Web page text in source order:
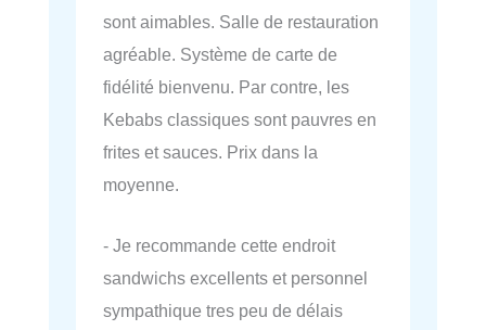
sont aimables. Salle de restauration
agréable. Système de carte de
fidélité bienvenu. Par contre, les
Kebabs classiques sont pauvres en
frites et sauces. Prix dans la
moyenne.
- Je recommande cette endroit
sandwichs excellents et personnel
sympathique tres peu de délais